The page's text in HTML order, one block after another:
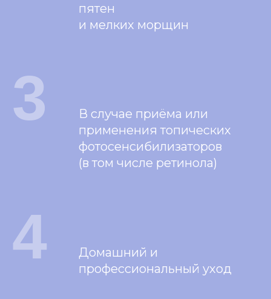
пятен
и мелких морщин
В случае приёма или
применения топических
фотосенсибилизаторов
(в том числе ретинола)
3
Домашний и
профессиональный уход
4